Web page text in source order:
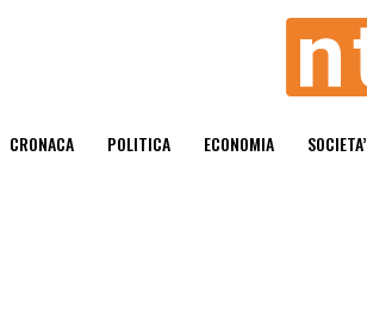
CRONACA POLITICA ECONOMIA SOCIETA’